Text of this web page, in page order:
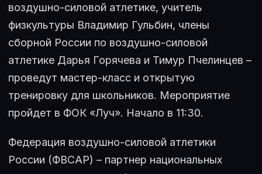
воздушно-силовой атлетике, учитель
физкультуры Владимир Гульбин, члены
сборной России по воздушно-силовой
атлетике Дарья Горячева и Тимур Пчелинцев –
проведут мастер-класс и открытую
тренировку для школьников. Мероприятие
пройдет в ФОК «Луч». Начало в 11:30.
Федерация воздушно-силовой атлетики
России (ФВСАР) – партнер национальных